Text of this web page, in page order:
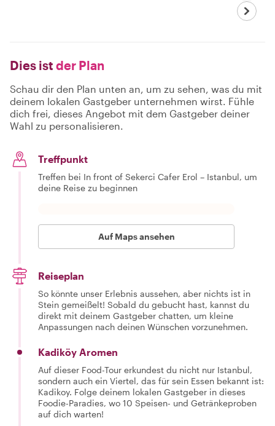
Dies ist der Plan
Schau dir den Plan unten an, um zu sehen, was du mit
deinem lokalen Gastgeber unternehmen wirst. Fühle
dich frei, dieses Angebot mit dem Gastgeber deiner
Wahl zu personalisieren.
Treffpunkt
Treffen bei In front of Sekerci Cafer Erol – Istanbul, um
deine Reise zu beginnen
Auf Maps ansehen
Reiseplan
So könnte unser Erlebnis aussehen, aber nichts ist in
Stein gemeißelt! Sobald du gebucht hast, kannst du
direkt mit deinem Gastgeber chatten, um kleine
Anpassungen nach deinen Wünschen vorzunehmen.
Kadiköy Aromen
Auf dieser Food-Tour erkundest du nicht nur Istanbul,
sondern auch ein Viertel, das für sein Essen bekannt ist:
Kadikoy. Folge deinem lokalen Gastgeber in dieses
Foodie-Paradies, wo 10 Speisen- und Getränkeproben
auf dich warten!